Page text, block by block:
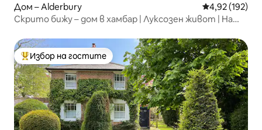
Дом – Alderbury Средна
4,92 (192)
Скрито бижу – дом в хамбар | Луксозен живот | На
Най-популярен избор на гостите
Избор на гостите